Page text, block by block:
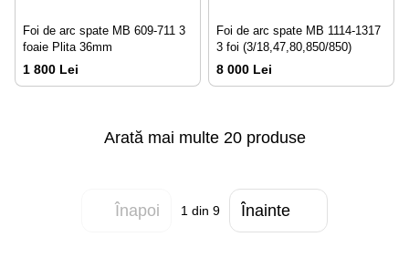
Foi de arc spate MB 609-711 3
foaie Plita 36mm
1 800 Lei
Foi de arc spate MB 1114-1317
3 foi (3/18,47,80,850/850)
8 000 Lei
Arată mai multe 20 produse
Înapoi 1 din 9 Înainte